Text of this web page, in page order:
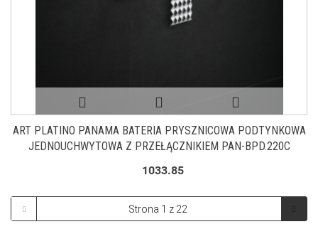
ART PLATINO PANAMA BATERIA PRYSZNICOWA PODTYNKOWA
JEDNOUCHWYTOWA Z PRZEŁĄCZNIKIEM PAN-BPD.220C
1033.85